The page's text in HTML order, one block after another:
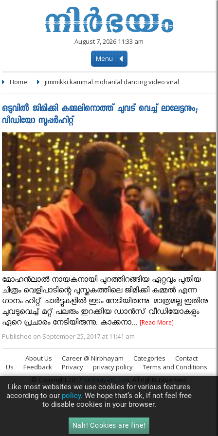
August 7, 2026 11:33 am
Menu
Home jimmikki kammal mohanlal dancing video viral
ഒടുവില്‍ ജിമിക്കി കമ്മലിനൊത്ത് ചുവട് വെച്ച് ലാലേട്ടനും;
വീഡിയോ സൂപ്പര്‍ഹിറ്റ്
മോഹന്‍ലാല്‍ നായകനായി പുറത്തിറങ്ങിയ ഏറ്റവും പുതിയ
ചിത്രം വെളിപാടിന്റെ പുസ്തകത്തിലെ ജിമിക്കി കമ്മല്‍ എന്ന
ഗാനം ഹിറ്റ് ചാര്‍ട്ടുകളില്‍ ഇടം നേടിയിരുന്നു. മാത്രമല്ല ഇതിനു
ചുവടുവെച്ച് മറ്റ് പലരും ഇറക്കിയ ഡാന്‍സ് വീഡിയോകളും
ഏറെ പ്രചാരം നേടിയിരുന്നു. കാക്കനാ...[Read More]
Published on September 25, 2017 at 11:41 am
About Us Career @ Nirbhayam Categories
Contact
Us
Feedback Privacy privacy policy
Terms and Conditions
© Copyright 2017 Nirbhayam.com. All rights reserved.
Like most websites we use cookies for various features
according to our policy. We hope that’s ok, if not feel free
to disable cookies in your browser.
Nah! Cookies are fine!